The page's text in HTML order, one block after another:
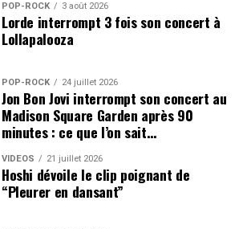
POP-ROCK 3 août 2026
Lorde interrompt 3 fois son concert à
Lollapalooza
POP-ROCK 24 juillet 2026
Jon Bon Jovi interrompt son concert au
Madison Square Garden après 90
minutes : ce que l’on sait…
VIDEOS 21 juillet 2026
Hoshi dévoile le clip poignant de
“Pleurer en dansant”